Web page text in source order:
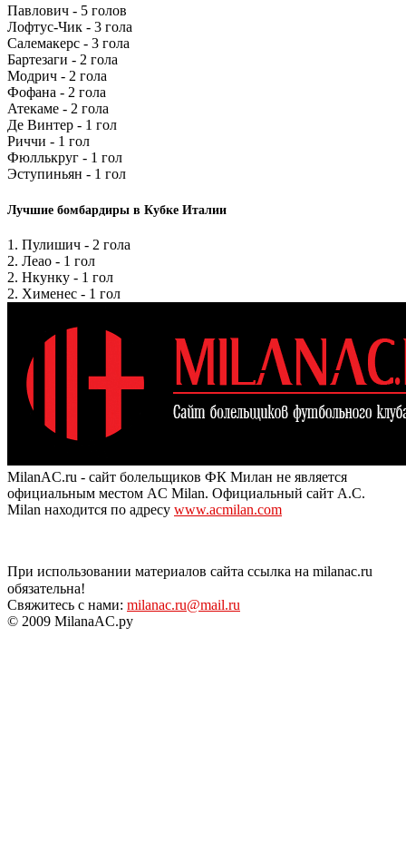
Павлович - 5 голов
Лофтус-Чик - 3 гола
Салемакерс - 3 гола
Бартезаги - 2 гола
Модрич - 2 гола
Фофана - 2 гола
Атекаме - 2 гола
Де Винтер - 1 гол
Риччи - 1 гол
Фюллькруг - 1 гол
Эступиньян - 1 гол
Лучшие бомбардиры в Кубке Италии
1. Пулишич - 2 гола
2. Леао - 1 гол
2. Нкунку - 1 гол
2. Хименес - 1 гол
MilanAC.ru - сайт болельщиков ФК Милан не является
официальным местом AC Milan. Официальный сайт A.C.
Milan находится по адресу www.acmilan.com
При использовании материалов сайта ссылка на milanac.ru
обязательна!
Свяжитесь с нами: milanac.ru@mail.ru
© 2009 MilanaAC.ру